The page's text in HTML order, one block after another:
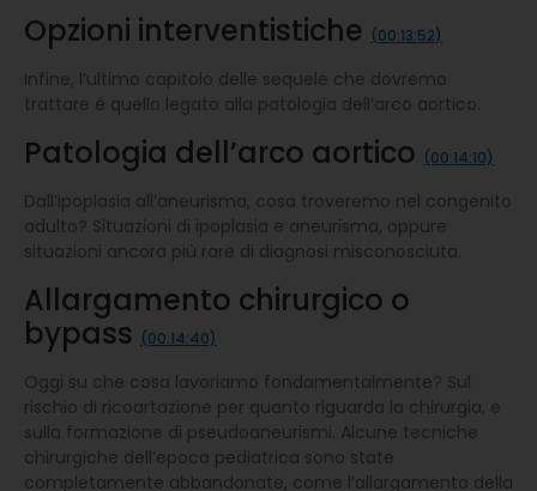
Opzioni interventistiche (00:13:52)
Infine, l’ultimo capitolo delle sequele che dovremo
trattare è quello legato alla patologia dell’arco aortico.
Patologia dell’arco aortico (00:14:10)
Dall’ipoplasia all’aneurisma, cosa troveremo nel congenito
adulto? Situazioni di ipoplasia e aneurisma, oppure
situazioni ancora più rare di diagnosi misconosciuta.
Allargamento chirurgico o
bypass (00:14:40)
Oggi su che cosa lavoriamo fondamentalmente? Sul
rischio di ricoartazione per quanto riguarda la chirurgia, e
sulla formazione di pseudoaneurismi. Alcune tecniche
chirurgiche dell’epoca pediatrica sono state
completamente abbandonate, come l’allargamento della